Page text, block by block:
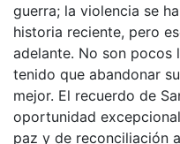
guerra; la violencia se
historia reciente, pero
adelante. No son pocos
tenido que abandonar
mejor. El recuerdo de
oportunidad
paz y de reconciliación